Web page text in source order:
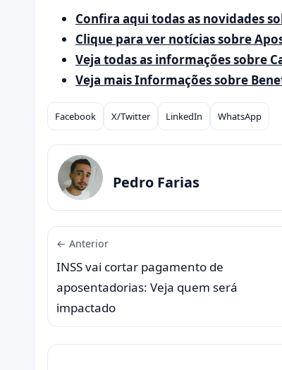
Confira aqui todas as novidades
Clique para ver notícias sobre
Veja todas as informações sobre
Veja mais Informações sobre
Compartilhar
Facebook X/Twitter LinkedIn WhatsApp
Pedro Farias
← Anterior
INSS vai cortar pagamento de
aposentadorias: Veja quem será
impactado